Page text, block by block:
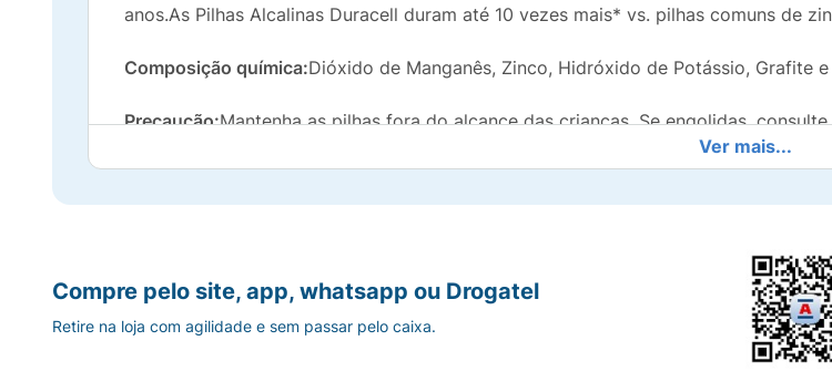
anos.As Pilhas Alcalinas Duracell duram até 10 vezes mais* vs. pilhas comuns de
Composição química:Dióxido de Manganês, Zinco, Hidróxido de Potássio, Grafite
Precaução:Mantenha as pilhas fora do alcance das crianças. Se engolidas,
queimaduras, caso recarregado, descartado no fogo, misturado com uma pilha
pilhas ao mesmo tempo. Mantenha as pilhas na embalagem original até seu uso.
etiqueta da pilha.
Ver mais...
Compre pelo site, app, whatsapp ou Drogatel
Retire na loja com agilidade e sem passar pelo caixa.